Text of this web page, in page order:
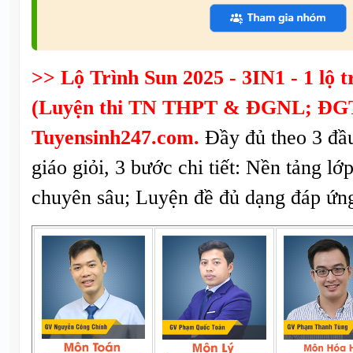
>> Lộ Trình Sun 2025 - 3IN1 - 1 lộ
(Luyện thi TN THPT & ĐGNL;
Tuyensinh247.com. Đầy đủ theo 3
giáo giỏi, 3 bước chi tiết: Nền tảng
chuyên sâu; Luyện đề đủ dạng đáp